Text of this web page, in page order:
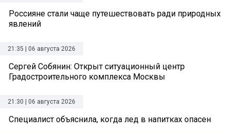
Россияне стали чаще путешествовать ради природных
явлений
21:35 | 06 августа 2026
Сергей Собянин: Открыт ситуационный центр
Градостроительного комплекса Москвы
21:30 | 06 августа 2026
Специалист объяснила, когда лед в напитках опасен